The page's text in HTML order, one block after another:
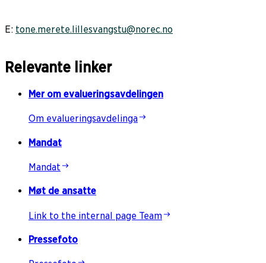
E: tone.merete.lillesvangstu@norec.no
Relevante linker
Mer om evalueringsavdelingen
Om evalueringsavdelinga
Mandat
Mandat
Møt de ansatte
Link to the internal page Team
Pressefoto